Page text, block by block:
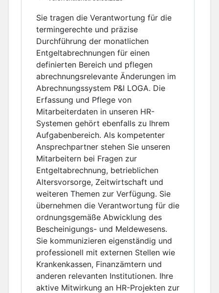
Sie tragen die Verantwortung für die
termingerechte und präzise
Durchführung der monatlichen
Entgeltabrechnungen für einen
definierten Bereich und pflegen
abrechnungsrelevante Änderungen im
Abrechnungssystem P&I LOGA. Die
Erfassung und Pflege von
Mitarbeiterdaten in unseren HR-
Systemen gehört ebenfalls zu Ihrem
Aufgabenbereich. Als kompetenter
Ansprechpartner stehen Sie unseren
Mitarbeitern bei Fragen zur
Entgeltabrechnung, betrieblichen
Altersvorsorge, Zeitwirtschaft und
weiteren Themen zur Verfügung. Sie
übernehmen die Verantwortung für die
ordnungsgemäße Abwicklung des
Bescheinigungs- und Meldewesens.
Sie kommunizieren eigenständig und
professionell mit externen Stellen wie
Krankenkassen, Finanzämtern und
anderen relevanten Institutionen. Ihre
aktive Mitwirkung an HR-Projekten zur